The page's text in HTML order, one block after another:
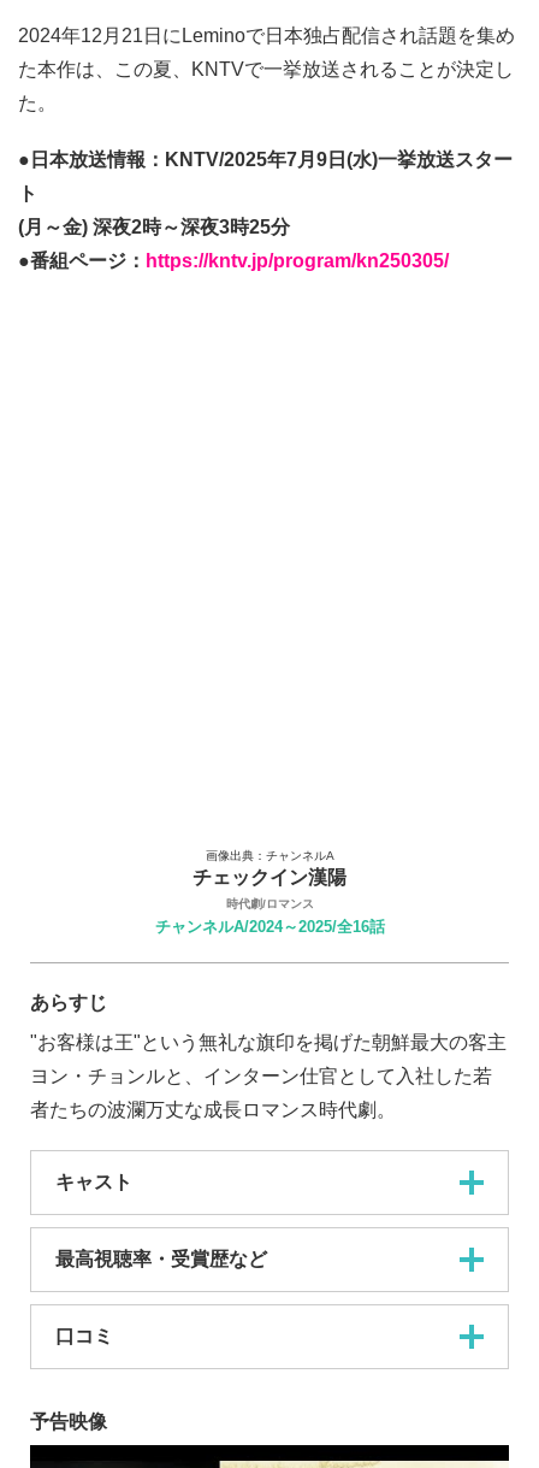
2024年12月21日にLeminoで日本独占配信され話題を集め
た本作は、この夏、KNTVで一挙放送されることが決定し
た。
●日本放送情報：KNTV/2025年7月9日(水)一挙放送スター
ト
(月～金) 深夜2時～深夜3時25分
●番組ページ： https://kntv.jp/program/kn250305/
画像出典：チャンネルA
チェックイン漢陽
時代劇/ロマンス
チャンネルA/2024～2025/全16話
あらすじ
"お客様は王"という無礼な旗印を掲げた朝鮮最大の客主
ヨン・チョンルと、インターン仕官として入社した若
者たちの波瀾万丈な成長ロマンス時代劇。
キャスト
最高視聴率・受賞歴など
口コミ
予告映像